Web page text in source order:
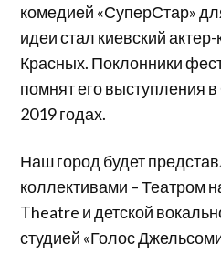
комедией «СуперСтар»
идеи стал киевский
Красных. Поклонники
помнят его выступления
2019 годах.
Наш город будет
коллективами – Театром
Theatre и детской
студией «Голос